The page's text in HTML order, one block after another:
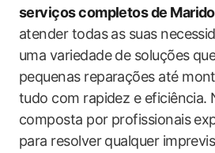
serviços completos de
atender todas as suas
uma variedade de soluções
pequenas reparações até
tudo com rapidez e eficiência.
composta por profissionais
para resolver qualquer